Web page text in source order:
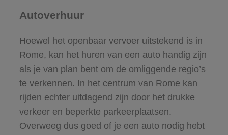
Autoverhuur
Hoewel het openbaar vervoer uitstekend is in
Rome, kan het huren van een auto handig zijn
als je van plan bent om de omliggende regio’s
te verkennen. In het centrum van Rome kan
rijden echter uitdagend zijn door het drukke
verkeer en beperkte parkeerplaatsen.
Overweeg dus goed of je een auto nodig hebt